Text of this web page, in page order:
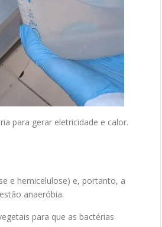
para gerar eletricidade e calor.
e hemicelulose) e, portanto, a
anaeróbia.
para que as bactérias